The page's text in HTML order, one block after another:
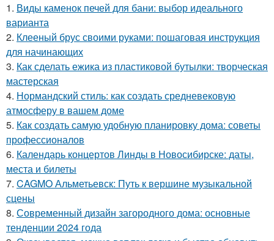
1. Виды каменок печей для бани: выбор идеального
варианта
2. Клееный брус своими руками: пошаговая инструкция
для начинающих
3. Как сделать ежика из пластиковой бутылки: творческая
мастерская
4. Нормандский стиль: как создать средневековую
атмосферу в вашем доме
5. Как создать самую удобную планировку дома: советы
профессионалов
6. Календарь концертов Линды в Новосибирске: даты,
места и билеты
7. CAGMO Альметьевск: Путь к вершине музыкальной
сцены
8. Современный дизайн загородного дома: основные
тенденции 2024 года